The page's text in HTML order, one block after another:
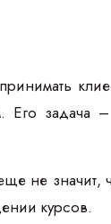
Его задача
не значит,
курсов.